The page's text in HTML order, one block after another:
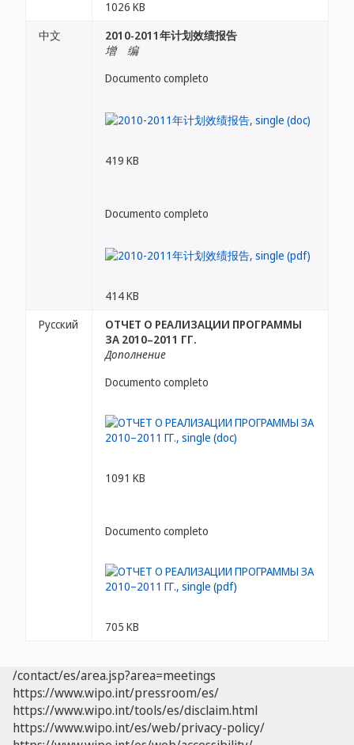
1026 KB
中文
2010-2011年计划效绩报告
增 编
Documento completo
419 KB
Documento completo
414 KB
Русский
ОТЧЕТ О РЕАЛИЗАЦИИ ПРОГРАММЫ
ЗА 2010–2011 ГГ.
Дополнение
Documento completo
1091 KB
Documento completo
705 KB
/contact/es/area.jsp?area=meetings
https://www.wipo.int/pressroom/es/
https://www.wipo.int/tools/es/disclaim.html
https://www.wipo.int/es/web/privacy-policy/